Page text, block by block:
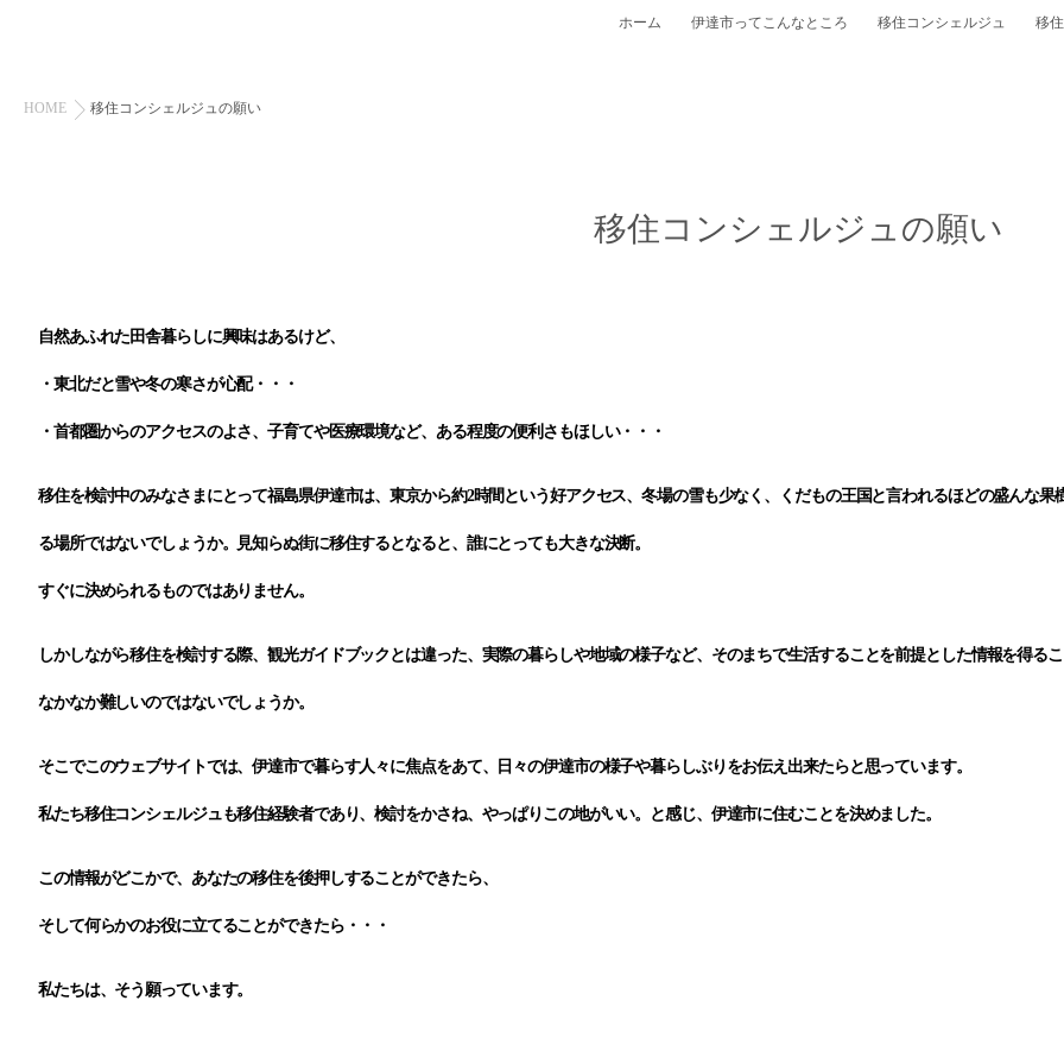
ホーム 伊達市ってこんなところ 移住コンシェルジュ 移
HOME 移住コンシェルジュの願い
移住コンシェルジュの願い
自然あふれた田舎暮らしに興味はあるけど、
・東北だと雪や冬の寒さが心配・・・
・首都圏からのアクセスのよさ、子育てや医療環境など、ある程度の便利さもほしい・・・
移住を検討中のみなさまにとって福島県伊達市は、東京から約2時間という好アクセス、冬場の雪も少なく、くだもの王国と言われるほどの盛んな
る場所ではないでしょうか。見知らぬ街に移住するとなると、誰にとっても大きな決断。
すぐに決められるものではありません。
しかしながら移住を検討する際、観光ガイドブックとは違った、実際の暮らしや地域の様子など、そのまちで生活することを前提とした情報を得る
なかなか難しいのではないでしょうか。
そこでこのウェブサイトでは、伊達市で暮らす人々に焦点をあて、日々の伊達市の様子や暮らしぶりをお伝え出来たらと思っています。
私たち移住コンシェルジュも移住経験者であり、検討をかさね、やっぱりこの地がいい。と感じ、伊達市に住むことを決めました。
この情報がどこかで、あなたの移住を後押しすることができたら、
そして何らかのお役に立てることができたら・・・
私たちは、そう願っています。